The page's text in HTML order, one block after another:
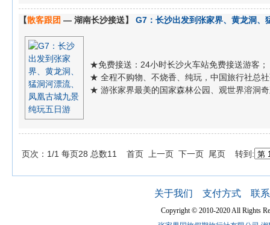
【散客跟团 — 湖南长沙接送】 G7：长沙出发到张家界、黄龙洞、
★免费接送：24小时长沙火车站免费接送游客；
★ 全程不购物、不烧香、纯玩，中国旅行社总
★ 游张家界最美的国家森林公园、观世界溶洞
页次：1/1 每页28 总数11 首页 上一页 下一页 尾页 转到:
关于我们 支付方式 联
Copyright © 2010-2020 All Rights